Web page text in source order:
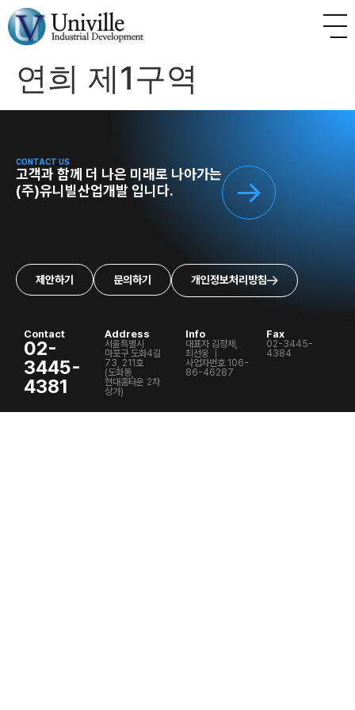
연희 제1구역
CONTACT US
고객과 함께 더 나은 미래로 나아가는
(주)유니빌산업개발 입니다.
제안하기 문의하기 개인정보처리방침
Contact
02-
3445-
4381
Address
서울특별시
마포구 도화4길
73, 211호
(도화동,
현대홈타운 2차
상가)
Info
대표자 김정제,
최선웅 ㅣ
사업자번호 106-
86-46287
Fax
02-3445-
4384